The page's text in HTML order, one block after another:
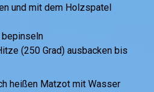
und mit dem Holzspatel
(250 Grad) ausbacken bis
heißen Matzot mit Wasser